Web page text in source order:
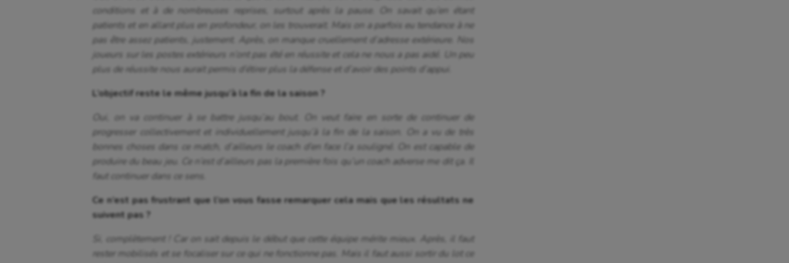
conditions et à de nombreuses reprises, surtout après la pause. On savait qu’en étant
patients et en allant plus en profondeur, on les trouverait. Mais on a parfois eu tendance à ne
pas être assez patients, justement. Après, on manque cruellement d’adresse extérieure. Nos
joueurs sur les postes extérieurs n’ont pas été en réussite et cela ne nous a pas aidé. Un peu
plus de réussite nous aurait permis d’étirer plus la défense et d’avoir des points d’appui.
L’objectif reste le même jusqu’à la fin de la saison ?
Oui, on va continuer à se battre jusqu’au bout. On veut faire en sorte de continuer de
progresser collectivement et individuellement jusqu’à la fin de la saison. On a vu de très
bonnes choses dans ce match, d’ailleurs le coach d’en face l’a souligné. On est capable de
produire du beau jeu. Ce n’est d’ailleurs pas la première fois qu’un coach adverse me dit ça. Il
faut continuer dans ce sens.
Ce n’est pas frustrant que l’on vous fasse remarquer cela mais que les résultats ne
suivent pas ?
Si, complètement ! Car on sait depuis le début que cette équipe mérite mieux. Après, il faut
rester mobilisés et se focaliser sur ce qui ne fonctionne pas. Mais il faut aussi sortir du lot ce